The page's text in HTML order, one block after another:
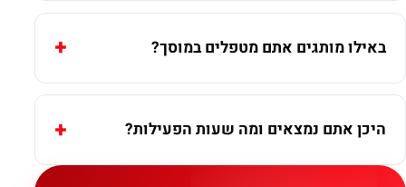
באילו מותגים אתם מטפלים במוסך?
היכן אתם נמצאים ומה שעות הפעילות?